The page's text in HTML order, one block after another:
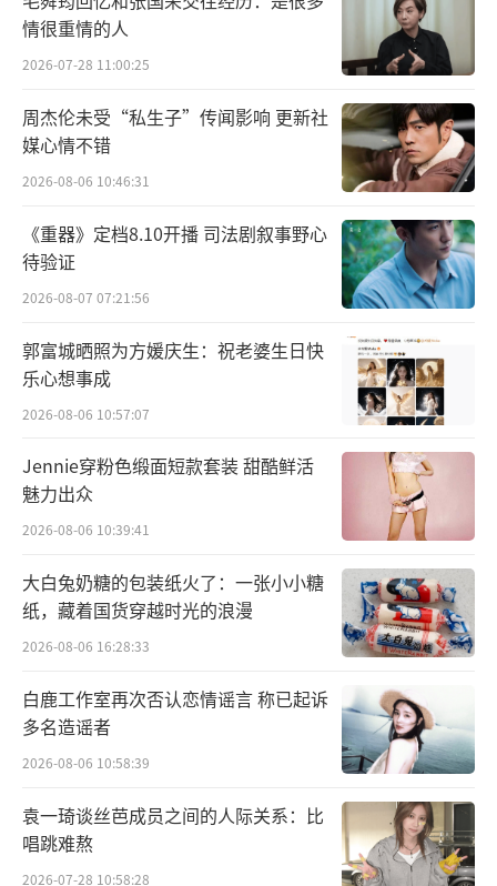
在本次情景戏剧环节，登场亮相的是顺天
府知府廖毓英。当时，牙行与商会之间斗争不
断，官府夹在中间可以说是左右为难。节目
中，牙行因为恶意加价被晋商告上衙门，牙行
情很重情的人
2026-07-28 11:00:25
周杰伦未受“私生子”传闻影响 更新社
媒心情不错
2026-08-06 10:46:31
《重器》定档8.10开播 司法剧叙事野心
待验证
2026-08-07 07:21:56
郭富城晒照为方媛庆生：祝老婆生日快
乐心想事成
2026-08-06 10:57:07
Jennie穿粉色缎面短款套装 甜酷鲜活
魅力出众
2026-08-06 10:39:41
大白兔奶糖的包装纸火了：一张小小糖
纸，藏着国货穿越时光的浪漫
2026-08-06 16:28:33
白鹿工作室再次否认恋情谣言 称已起诉
多名造谣者
2026-08-06 10:58:39
袁一琦谈丝芭成员之间的人际关系：比
唱跳难熬
2026-07-28 10:58:28